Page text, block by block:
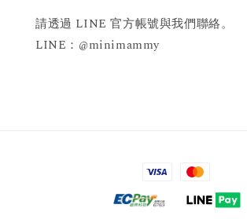
請透過 LINE 官方帳號與我們聯絡。
LINE：@minimammy